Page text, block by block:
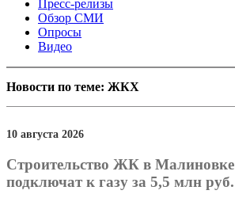
Пресс-релизы
Обзор СМИ
Опросы
Видео
Новости по теме: ЖКХ
10 августа 2026
Строительство ЖК в Малиновке
подключат к газу за 5,5 млн руб.